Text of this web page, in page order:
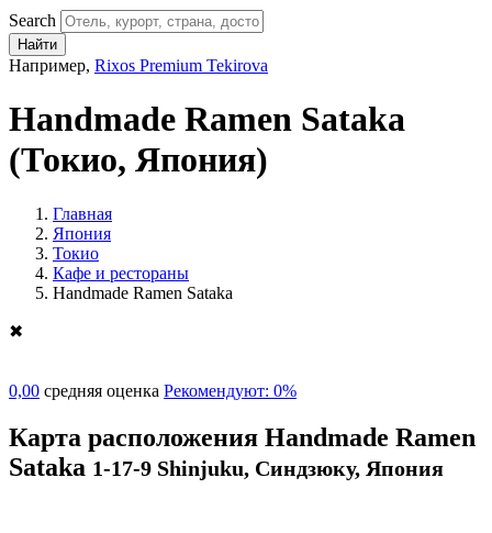
Search
Найти
Например, Rixos Premium Tekirova
Handmade Ramen Sataka
(Токио, Япония)
Главная
Япония
Токио
Кафе и рестораны
Handmade Ramen Sataka
✖
0,00 средняя оценка Рекомендуют: 0%
Карта расположения Handmade Ramen
Sataka 1-17-9 Shinjuku, Синдзюку, Япония